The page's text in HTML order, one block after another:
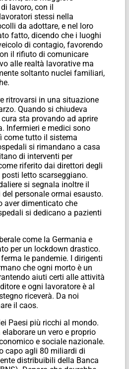
lavoro, con il
stessi nella
da adottare, e nel loro
fatto, dicendo che i luoghi
di contagio, favorendo
il rifiuto di comunicare
alle realtà lavorative ma
soltanto nuclei familiari,
ritrovarsi in una situazione
Quando si chiudeva
sta provando ad aprire
Infermieri e medici sono
come tutto il sistema
si rimandano a casa
di interventi per
riferito dai direttori degli
letto scarseggiano.
si segnala inoltre il
personale ormai esausto.
aver dimenticato che
si dedicano a pazienti
come la Germania e
per un lockdown drastico.
le pandemie. I dirigenti
che ogni morto è un
aiuti certi alle attività
e ogni lavoratore è al
riceverà. Da noi
il caos.
Paesi più ricchi al mondo.
un vero e proprio
e sociale nazionale.
capo agli 80 miliardi di
distribuibili della Banca